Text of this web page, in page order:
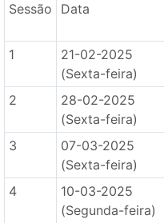
Sessão
Data
1
21-02-2025
(Sexta-feira)
2
28-02-2025
(Sexta-feira)
3
07-03-2025
(Sexta-feira)
4
10-03-2025
(Segunda-feira)